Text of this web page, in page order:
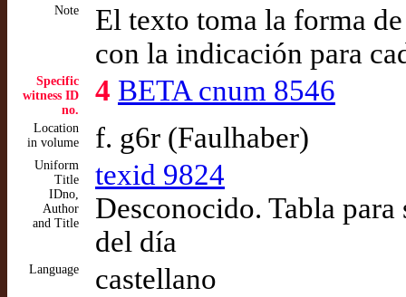
Note
El texto toma la forma
con la indicación para
Specific
witness ID
no.
4 BETA cnum 8546
Location
in volume
f. g6r (Faulhaber)
Uniform
Title
IDno,
Author
and Title
texid 9824
Desconocido. Tabla
del día
Language castellano